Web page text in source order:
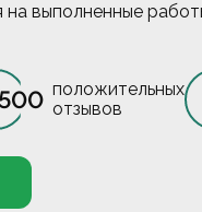
на выполненные
положительных
отзывов